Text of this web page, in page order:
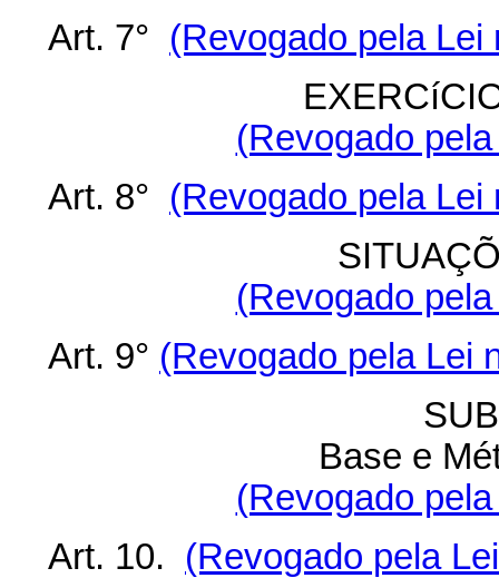
Art. 7° (Revogado pela Lei
(Revogado
Art. 8° (Revogado pela Lei
(Revogado
Art. 9° (Revogado pela Lei
Base e
(Revogado
Art. 10. (Revogado pela